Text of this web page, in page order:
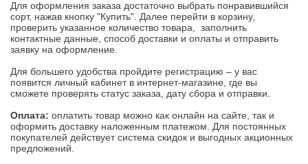
Для оформления заказа достаточно выбрать понравившийся
сорт, нажав кнопку "Купить". Далее перейти в корзину,
проверить указанное количество товара, заполнить
контактные данные, способ доставки и оплаты и отправить
заявку на оформление.
Для большего удобства пройдите регистрацию – у вас
появится личный кабинет в интернет-магазине, где вы
сможете проверять статус заказа, дату сбора и отправки.
Оплата: оплатить товар можно как онлайн на сайте, так и
оформить доставку наложенным платежом. Для постоянных
покупателей действует система скидок и выгодных акционных
предложений.